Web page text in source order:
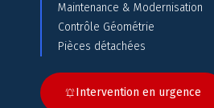
Maintenance & Modernisation
Contrôle Géométrie
Pièces détachées
Intervention en urgence